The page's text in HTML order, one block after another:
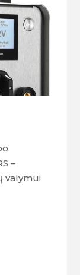
–
valymui